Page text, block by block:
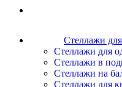
Стеллажи
Стеллажи для
Стеллажи в
Стеллажи на
Стеллажи для